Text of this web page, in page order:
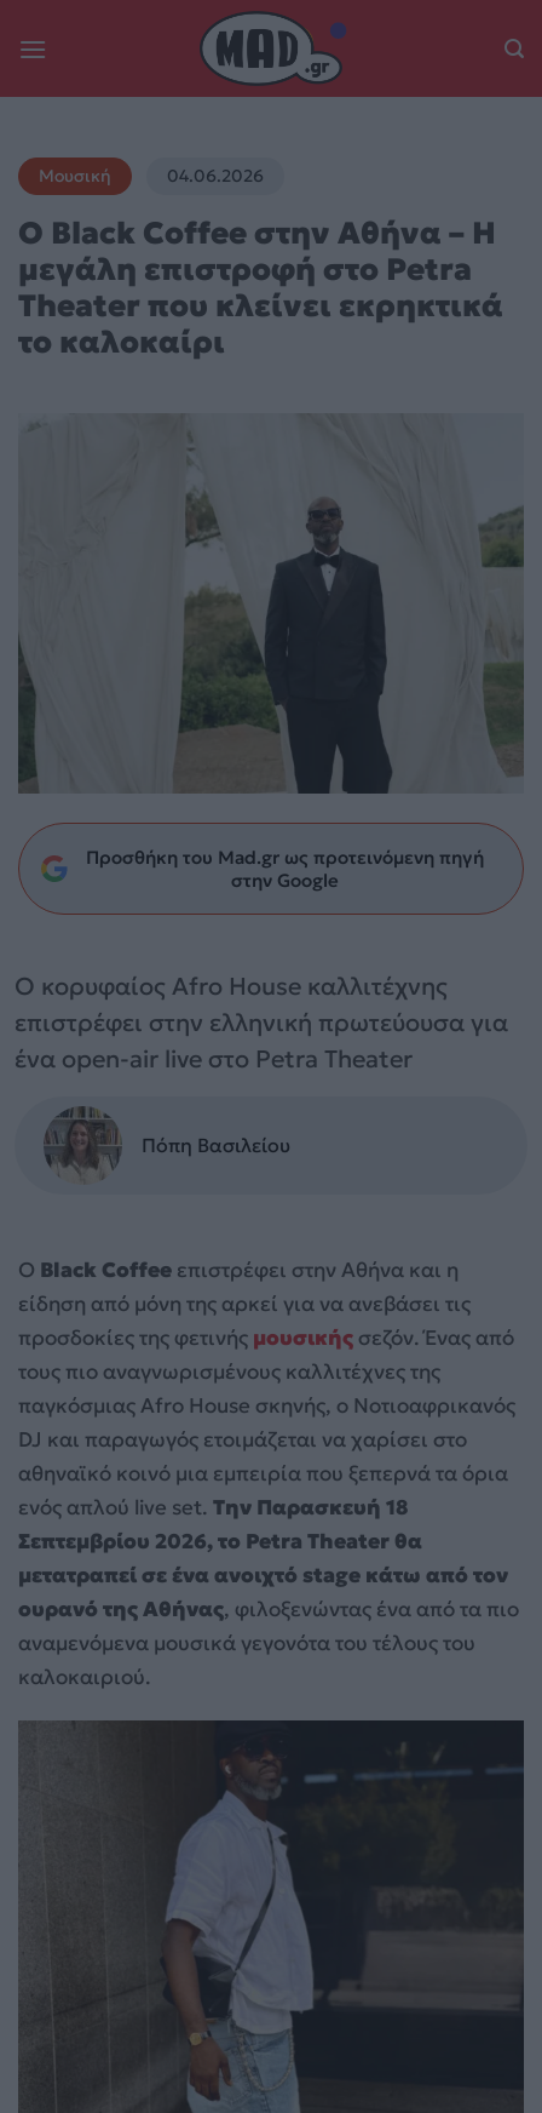
Μουσική 04.06.2026
O Black Coffee στην Αθήνα – Η
μεγάλη επιστροφή στο Petra
Theater που κλείνει εκρηκτικά
το καλοκαίρι
Προσθήκη του Mad.gr ως προτεινόμενη πηγή
στην Google
Ο κορυφαίος Afro House καλλιτέχνης
επιστρέφει στην ελληνική πρωτεύουσα για
ένα open-air live στο Petra Theater
Πόπη Βασιλείου
Ο Black Coffee επιστρέφει στην Αθήνα και η
είδηση από μόνη της αρκεί για να ανεβάσει τις
προσδοκίες της φετινής μουσικής σεζόν. Ένας από
τους πιο αναγνωρισμένους καλλιτέχνες της
παγκόσμιας Afro House σκηνής, ο Νοτιοαφρικανός
DJ και παραγωγός ετοιμάζεται να χαρίσει στο
αθηναϊκό κοινό μια εμπειρία που ξεπερνά τα όρια
ενός απλού live set. Την Παρασκευή 18
Σεπτεμβρίου 2026, το Petra Theater θα
μετατραπεί σε ένα ανοιχτό stage κάτω από τον
ουρανό της Αθήνας, φιλοξενώντας ένα από τα πιο
αναμενόμενα μουσικά γεγονότα του τέλους του
καλοκαιριού.